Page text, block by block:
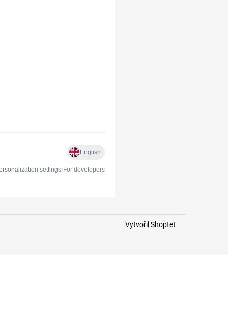
Vytvořil Shoptet